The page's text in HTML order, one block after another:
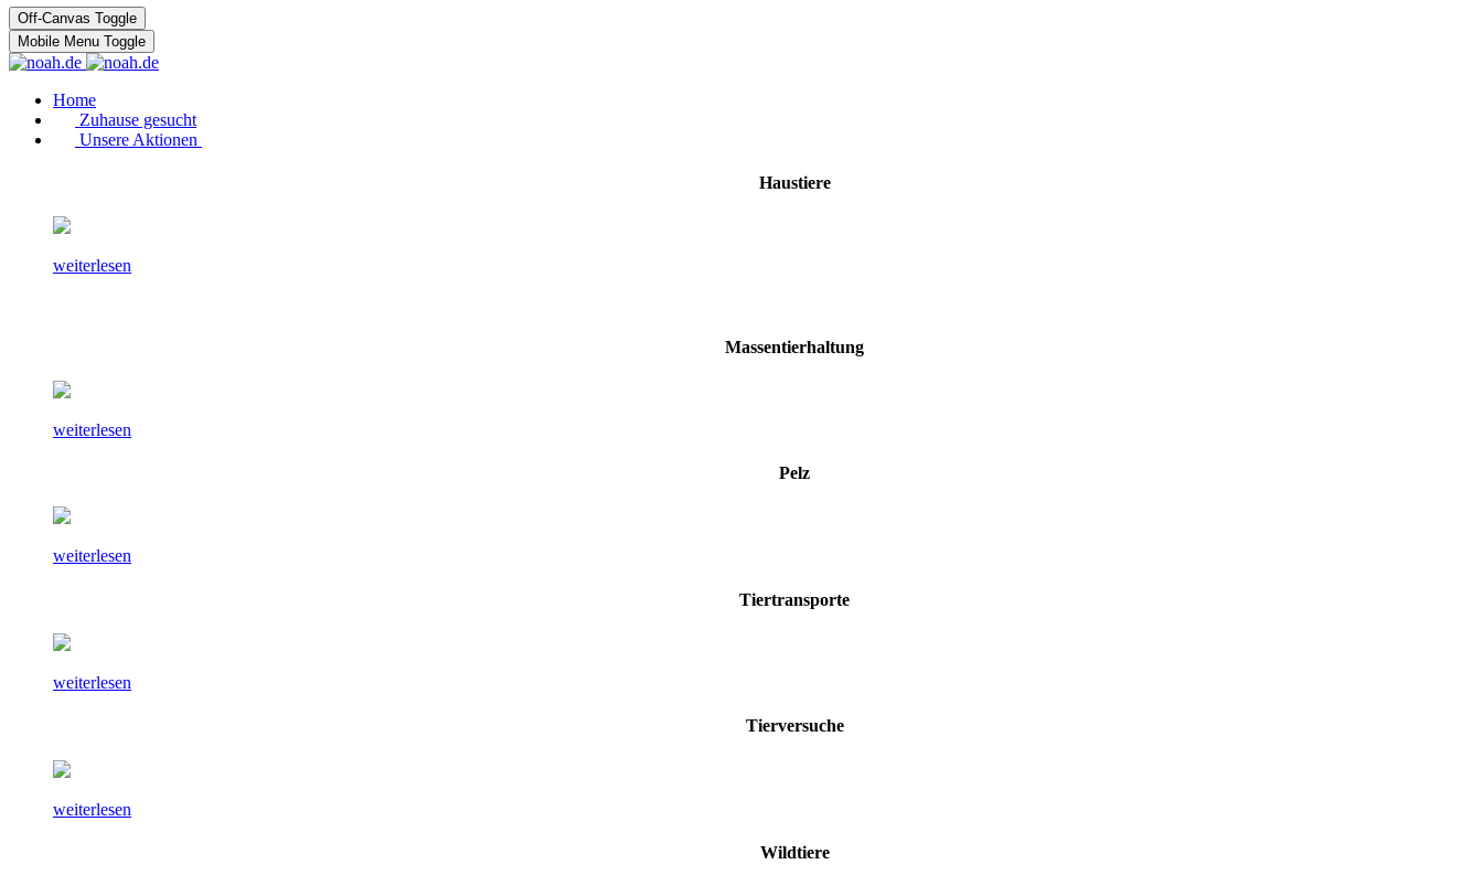
Off-Canvas Toggle
Mobile Menu Toggle
Home
Zuhause gesucht
Unsere Aktionen
Haustiere
weiterlesen
Massentierhaltung
weiterlesen
Pelz
weiterlesen
Tiertransporte
weiterlesen
Tierversuche
weiterlesen
Wildtiere